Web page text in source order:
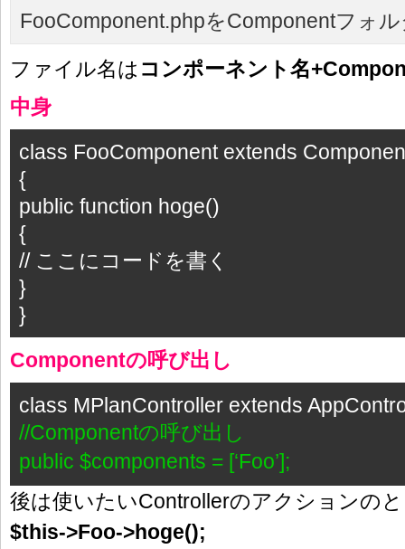
FooComponent.phpをComponentフォ
ファイル名は コンポーネント名
中身
class FooComponent extends
{
public function hoge()
{
// ここにコードを書く
}
}
Componentの呼び出し
class MPlanController extends
//Componentの呼び出し
public $components = [‘Foo’];
後は使いたいControllerのアクションの
$this->Foo->hoge();